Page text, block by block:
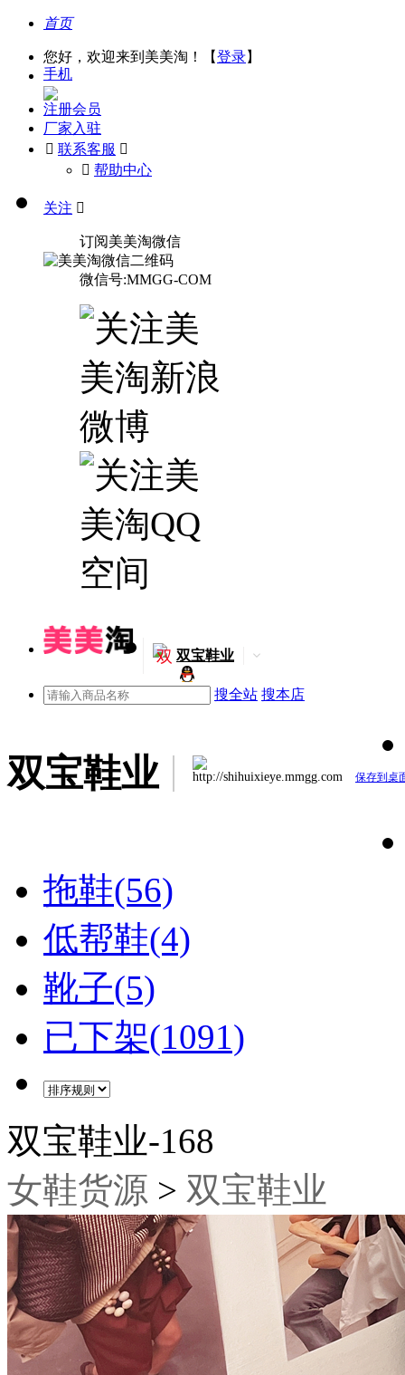
首页
您好，欢迎来到美美淘！【登录】
手机
注册会员
厂家入驻
 联系客服 
󰅃 帮助中心
关注 
订阅美美淘微信
微信号:MMGG-COM
双 双宝鞋业
搜全站 搜本店
双宝鞋业 http://shihuixieye.mmgg.com 保存到桌
拖鞋(56)
低帮鞋(4)
靴子(5)
已下架(1091)
双宝鞋业-168
女鞋货源 > 双宝鞋业